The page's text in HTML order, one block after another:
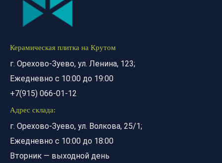
Керамическая плитка на Крутом
г. Орехово-Зуево, ул. Ленина, 123;
Ежедневно с 10:00 до 19:00
+7(915) 066-01-12
Адрес склада:
г. Орехово-Зуево, ул. Волкова, 25/1;
Ежедневно с 10:00 до 18:00
Вторник — выходной день